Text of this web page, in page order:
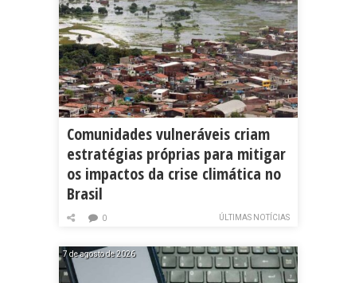
Comunidades vulneráveis criam
estratégias próprias para mitigar
os impactos da crise climática no
Brasil
ÚLTIMAS NOTÍCIAS
0
7 de agosto de 2026